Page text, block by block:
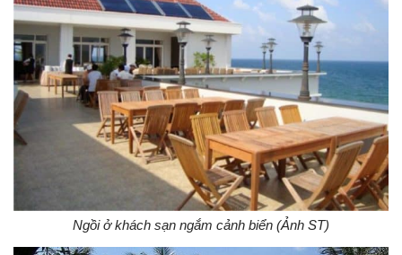
Ngồi ở khách sạn ngắm cảnh biển (Ảnh ST)